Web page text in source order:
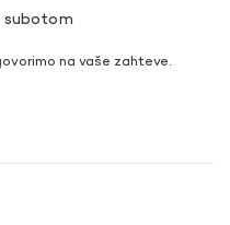
subotom
na vaše zahteve.